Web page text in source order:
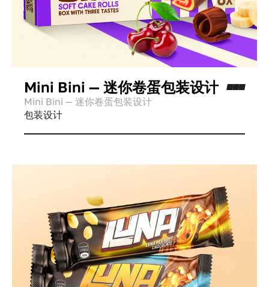
Mini Bini — 迷你卷蛋包装设计
Mini Bini — 迷你卷蛋包装设计
包装设计